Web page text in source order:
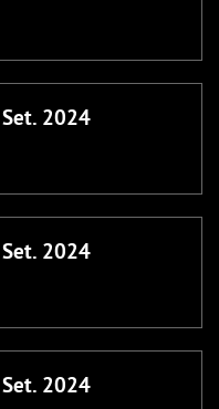
2024
2024
2024